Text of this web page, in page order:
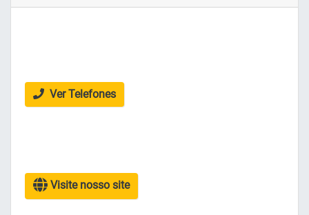
Ver Telefones
Visite nosso site